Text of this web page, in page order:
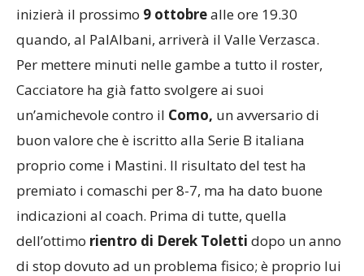
inizierà il prossimo 9 ottobrealle ore 19.30
quando, al PalAlbani, arriverà il Valle Verzasca.
Per mettere minuti nelle gambe a tutto il roster,
Cacciatore ha già fatto svolgere ai suoi
un’amichevole contro il Como, un avversario di
buon valore che è iscritto alla Serie B italiana
proprio come i Mastini. Il risultato del test ha
premiato i comaschi per 8-7, ma ha dato buone
indicazioni al coach. Prima di tutte, quella
dell’ottimo rientro di Derek Toletti dopo un anno
di stop dovuto ad un problema fisico; è proprio lui